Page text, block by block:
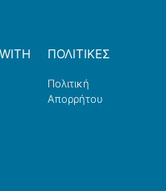
ΠΟΛΙΤΙΚΕΣ
Πολιτική
Απορρήτου